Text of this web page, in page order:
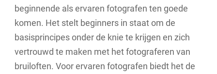
beginnende als ervaren fotografen ten goede
komen. Het stelt beginners in staat om de
basisprincipes onder de knie te krijgen en zich
vertrouwd te maken met het fotograferen van
bruiloften. Voor ervaren fotografen biedt het de